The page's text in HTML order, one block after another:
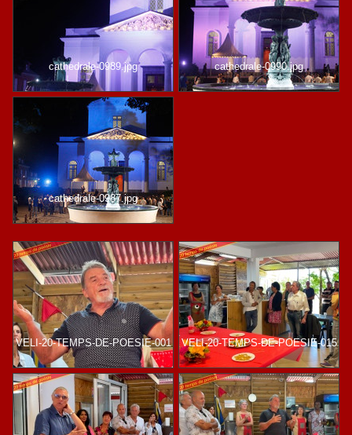
cathedrale-0989.jpg cathedrale-0990.jpg
cathedrale-0987.jpg
VELI-20-TEMPS-DE-POESIE-001 VELI-20-TEMPS-DE-POESIE-015